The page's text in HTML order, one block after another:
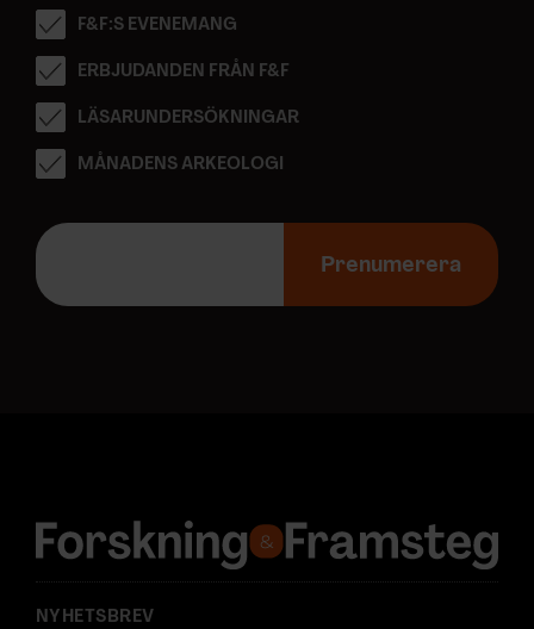
F&F:S EVENEMANG
ERBJUDANDEN FRÅN F&F
LÄSARUNDERSÖKNINGAR
MÅNADENS ARKEOLOGI
E
p
s
:
Prenumerera
NYHETSBREV